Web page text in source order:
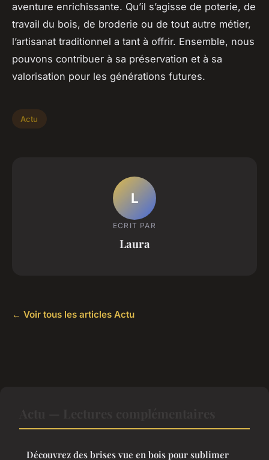
aventure enrichissante. Qu’il s’agisse de poterie, de
travail du bois, de broderie ou de tout autre métier,
l’artisanat traditionnel a tant à offrir. Ensemble, nous
pouvons contribuer à sa préservation et à sa
valorisation pour les générations futures.
Actu
L
ECRIT PAR
Laura
← Voir tous les articles Actu
Découvrez des brises vue en bois pour sublimer